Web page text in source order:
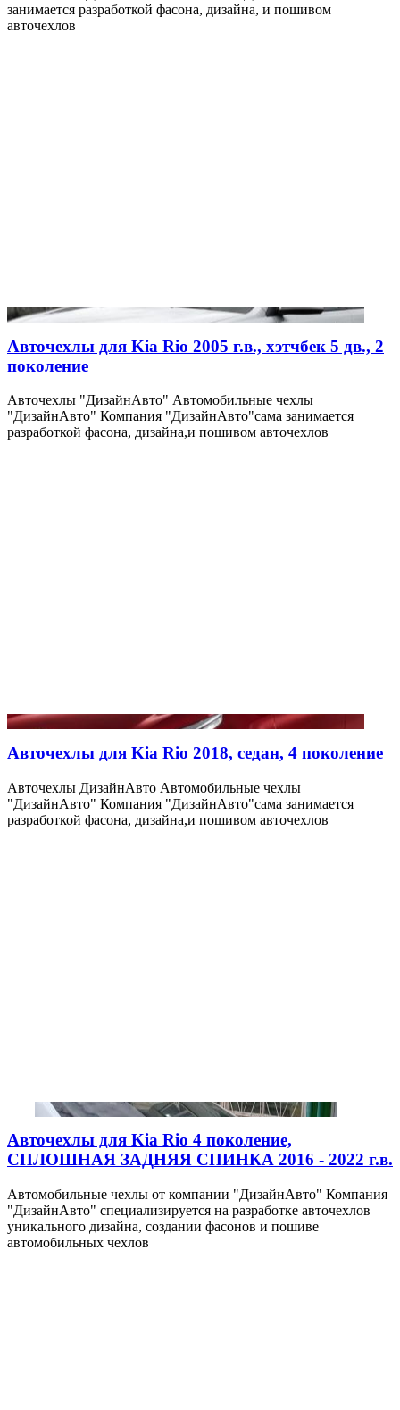
занимается разработкой фасона, дизайна, и пошивом
авточехлов
Авточехлы для Kia Rio 2005 г.в., хэтчбек 5 дв., 2
поколение
Авточехлы "ДизайнАвто" Автомобильные чехлы
"ДизайнАвто" Компания "ДизайнАвто"сама занимается
разработкой фасона, дизайна,и пошивом авточехлов
Авточехлы для Kia Rio 2018, седан, 4 поколение
Авточехлы ДизайнАвто Автомобильные чехлы
"ДизайнАвто" Компания "ДизайнАвто"сама занимается
разработкой фасона, дизайна,и пошивом авточехлов
Авточехлы для Kia Rio 4 поколение,
СПЛОШНАЯ ЗАДНЯЯ СПИНКА 2016 - 2022 г.в.
Автомобильные чехлы от компании "ДизайнАвто" Компания
"ДизайнАвто" специализируется на разработке авточехлов
уникального дизайна, создании фасонов и пошиве
автомобильных чехлов